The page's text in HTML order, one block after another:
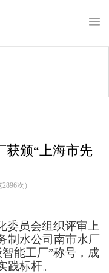
Recruitment
获颁“上海市先
2896次）
委员会组织评审上
制水公司南市水厂
能工厂”称号，成
践标杆。